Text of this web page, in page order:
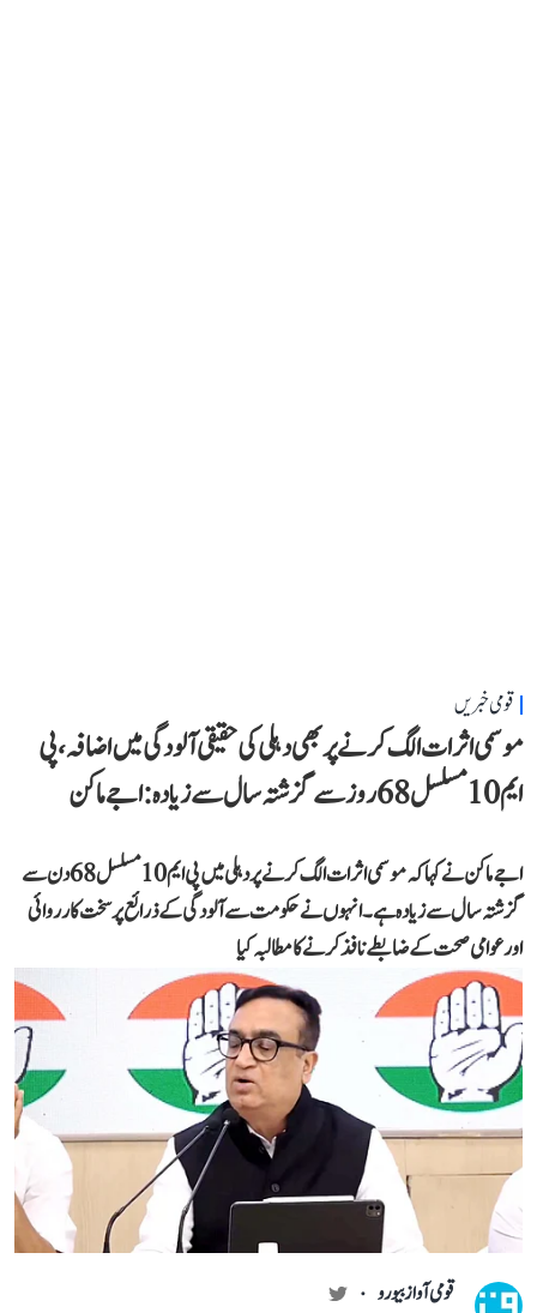
قومی خبریں
موسمی اثرات الگ کرنے پر بھی دہلی کی حقیقی آلودگی میں اضافہ، پی
ایم 10 مسلسل 68 روز سے گزشتہ سال سے زیادہ: اجے ماکن
اجے ماکن نے کہا کہ موسمی اثرات الگ کرنے پر دہلی میں پی ایم 10 مسلسل 68 دن سے
گزشتہ سال سے زیادہ ہے۔ انہوں نے حکومت سے آلودگی کے ذرائع پر سخت کارروائی
اور عوامی صحت کے ضابطے نافذ کرنے کا مطالبہ کیا
قومی آواز بیورو